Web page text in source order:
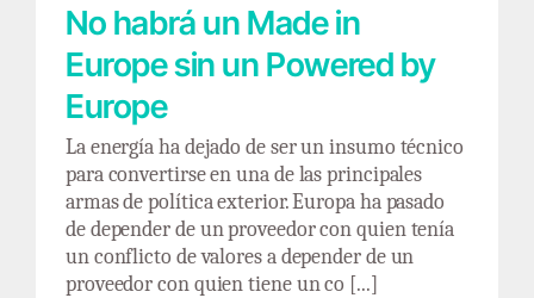
No habrá un Made in
Europe sin un Powered by
Europe
La energía ha dejado de ser un insumo técnico
para convertirse en una de las principales
armas de política exterior. Europa ha pasado
de depender de un proveedor con quien tenía
un conflicto de valores a depender de un
proveedor con quien tiene un co [...]